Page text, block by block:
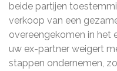
beide partijen
verkoop van een
overeengekomen in het
uw ex-partner weigert
stappen ondernemen,